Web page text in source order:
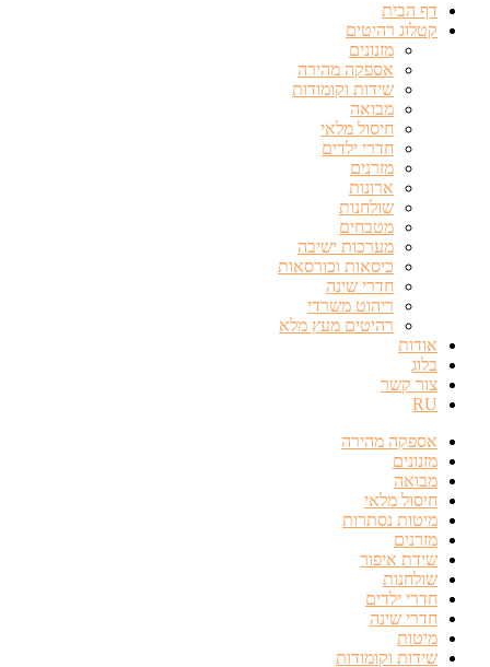
דף הבית
קטלוג רהיטים
מזנונים
אספקה מהירה
שידות וקומודות
מבואה
חיסול מלאי
חדרי ילדים
מזרנים
ארונות
שולחנות
מטבחים
מערכות ישיבה
כיסאות וכורסאות
חדרי שינה
ריהוט משרדי
רהיטים מעץ מלא
אודות
בלוג
צור קשר
RU
אספקה מהירה
מזנונים
מבואה
חיסול מלאי
מיטות נסתרות
מזרנים
שידת איפור
שולחנות
חדרי ילדים
חדרי שינה
מיטות
שידות וקומודות